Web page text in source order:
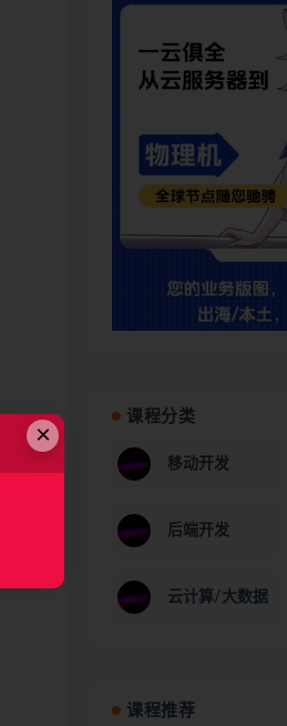
课程分类
移动开发
后端开发
云计算/大数据
课程推荐
×